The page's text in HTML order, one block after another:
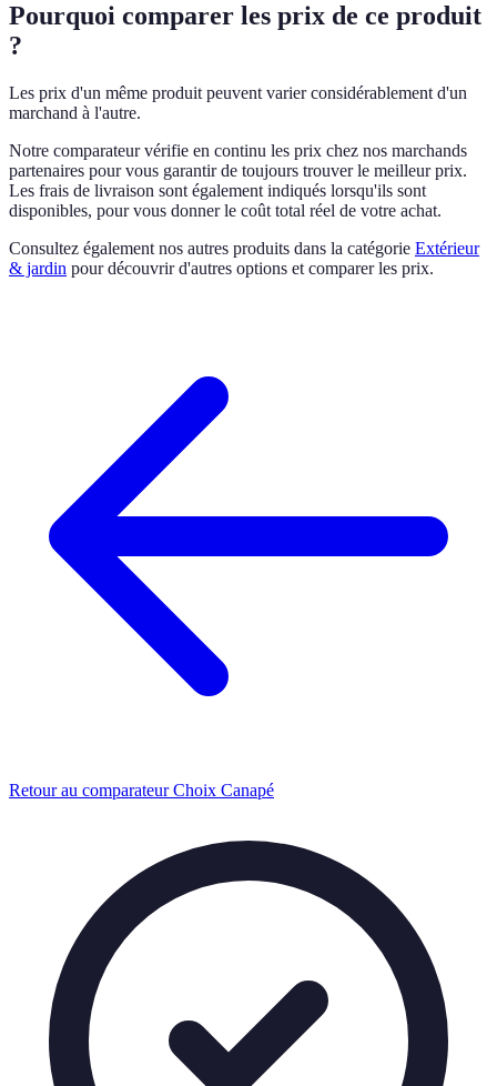
Pourquoi comparer les prix de ce produit
?
Les prix d'un même produit peuvent varier considérablement d'un
marchand à l'autre.
Notre comparateur vérifie en continu les prix chez nos marchands
partenaires pour vous garantir de toujours trouver le meilleur prix.
Les frais de livraison sont également indiqués lorsqu'ils sont
disponibles, pour vous donner le coût total réel de votre achat.
Consultez également nos autres produits dans la catégorie Extérieur
& jardin pour découvrir d'autres options et comparer les prix.
Retour au comparateur Choix Canapé